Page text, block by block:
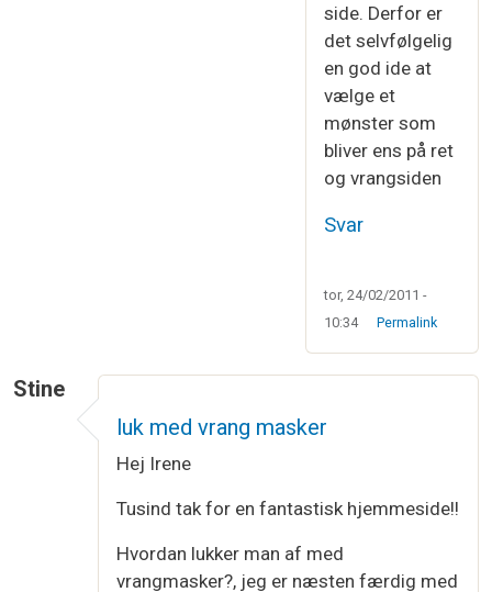
side. Derfor er
det selvfølgelig
en god ide at
vælge et
mønster som
bliver ens på ret
og vrangsiden
Svar
tor, 24/02/2011 -
10:34
Permalink
Stine
luk med vrang masker
Hej Irene
Tusind tak for en fantastisk hjemmeside!!
Hvordan lukker man af med
vrangmasker?, jeg er næsten færdig med